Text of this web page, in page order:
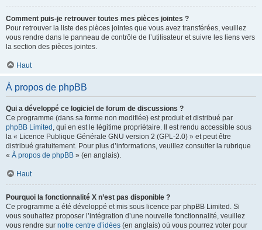
Comment puis-je retrouver toutes mes pièces jointes ?
Pour retrouver la liste des pièces jointes que vous avez transférées, veuillez
vous rendre dans le panneau de contrôle de l’utilisateur et suivre les liens vers
la section des pièces jointes.
Haut
À propos de phpBB
Qui a développé ce logiciel de forum de discussions ?
Ce programme (dans sa forme non modifiée) est produit et distribué par
phpBB Limited , qui en est le légitime propriétaire. Il est rendu accessible sous
la « Licence Publique Générale GNU version 2 (GPL-2.0) » et peut être
distribué gratuitement. Pour plus d’informations, veuillez consulter la rubrique
« À propos de phpBB » (en anglais).
Haut
Pourquoi la fonctionnalité X n’est pas disponible ?
Ce programme a été développé et mis sous licence par phpBB Limited. Si
vous souhaitez proposer l’intégration d’une nouvelle fonctionnalité, veuillez
vous rendre sur notre centre d’idées (en anglais) où vous pourrez voter pour